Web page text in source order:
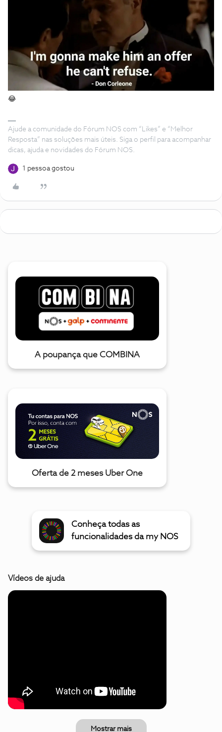
😂
Ajude a comunidade do Fórum NOS com “Likes” e “Melhor
Resposta” nas soluções mais úteis. Siga o perfil para acompanhar
dicas, ajuda e novidades do Fórum NOS.
1 pessoa gostou
A poupança que COMBINA
Oferta de 2 meses Uber One
Conheça todas as
funcionalidades da my NOS
Vídeos de ajuda
Mostrar mais